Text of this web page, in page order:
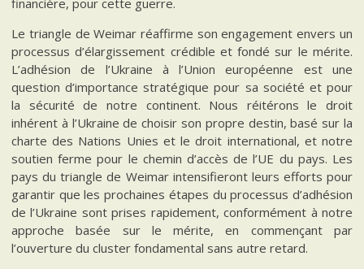
financière, pour cette guerre.
Le triangle de Weimar réaffirme son engagement envers un
processus d’élargissement crédible et fondé sur le mérite.
L’adhésion de l’Ukraine à l’Union européenne est une
question d’importance stratégique pour sa société et pour
la sécurité de notre continent. Nous réitérons le droit
inhérent à l’Ukraine de choisir son propre destin, basé sur la
charte des Nations Unies et le droit international, et notre
soutien ferme pour le chemin d’accès de l’UE du pays. Les
pays du triangle de Weimar intensifieront leurs efforts pour
garantir que les prochaines étapes du processus d’adhésion
de l’Ukraine sont prises rapidement, conformément à notre
approche basée sur le mérite, en commençant par
l’ouverture du cluster fondamental sans autre retard.